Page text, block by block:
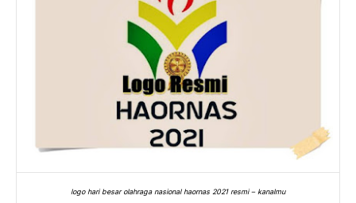
logo hari besar olahraga nasional haornas 2021 resmi – kanalmu